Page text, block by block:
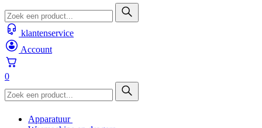
klantenservice
Account
0
Apparatuur